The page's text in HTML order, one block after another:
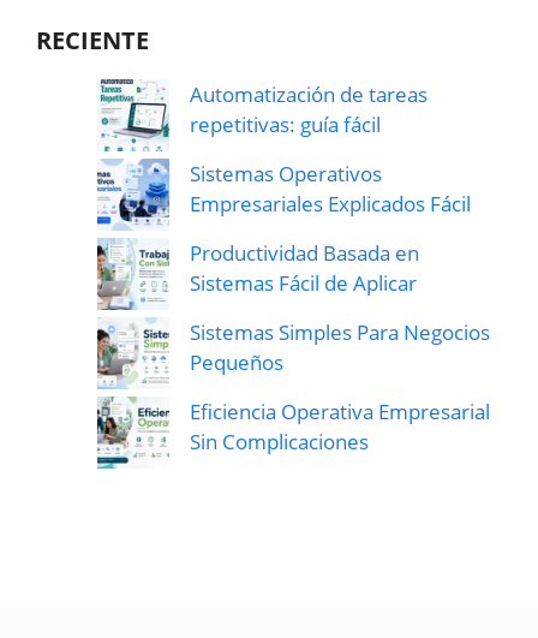
RECIENTE
Automatización de tareas
repetitivas: guía fácil
Sistemas Operativos
Empresariales Explicados Fácil
Productividad Basada en
Sistemas Fácil de Aplicar
Sistemas Simples Para Negocios
Pequeños
Eficiencia Operativa Empresarial
Sin Complicaciones